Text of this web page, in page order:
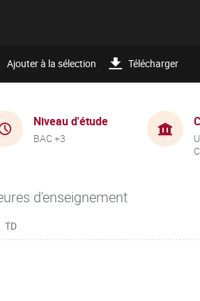
Ajouter à la sélection Télécharger
Niveau d'étude
BAC +3
d'enseignement
TD